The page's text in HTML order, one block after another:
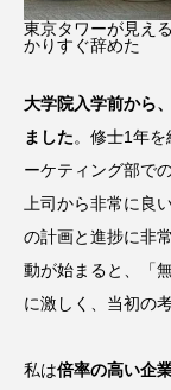
東京タワーが見え
かりすぐ辞めた
大学院入学前から
ました。修士1年
ーケティング部で
上司から非常に良
の計画と進捗に非
動が始まると、「
に激しく、当初の
私は倍率の高い企